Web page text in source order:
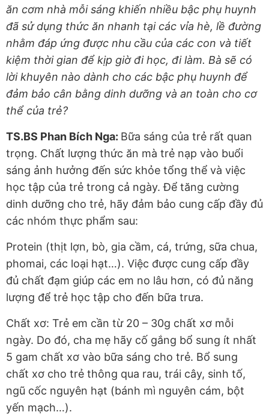
ăn cơm nhà mỗi sáng khiến nhiều bậc phụ huynh
đã sử dụng thức ăn nhanh tại các vỉa hè, lề đường
nhằm đáp ứng được nhu cầu của các con và tiết
kiệm thời gian để kịp giờ đi học, đi làm. Bà sẽ có
lời khuyên nào dành cho các bậc phụ huynh để
đảm bảo cân bằng dinh dưỡng và an toàn cho cơ
thể của trẻ?
TS.BS Phan Bích Nga: Bữa sáng của trẻ rất quan
trọng. Chất lượng thức ăn mà trẻ nạp vào buổi
sáng ảnh hưởng đến sức khỏe tổng thể và việc
học tập của trẻ trong cả ngày. Để tăng cường
dinh dưỡng cho trẻ, hãy đảm bảo cung cấp đầy đủ
các nhóm thực phẩm sau:
Protein (thịt lợn, bò, gia cầm, cá, trứng, sữa chua,
phomai, các loại hạt…). Việc được cung cấp đầy
đủ chất đạm giúp các em no lâu hơn, có đủ năng
lượng để trẻ học tập cho đến bữa trưa.
Chất xơ: Trẻ em cần từ 20 – 30g chất xơ mỗi
ngày. Do đó, cha mẹ hãy cố gắng bổ sung ít nhất
5 gam chất xơ vào bữa sáng cho trẻ. Bổ sung
chất xơ cho trẻ thông qua rau, trái cây, sinh tố,
ngũ cốc nguyên hạt (bánh mì nguyên cám, bột
yến mạch…).